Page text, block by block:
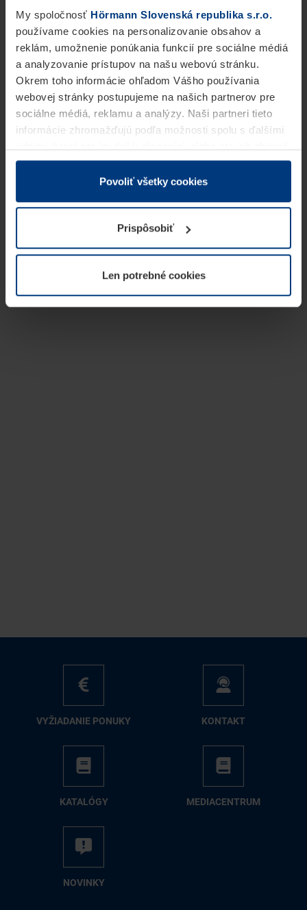
My spoločnosť Hörmann Slovenská republika s.r.o.
používame cookies na personalizovanie obsahov a
reklám, umožnenie ponúkania funkcií pre sociálne médiá
a analyzovanie prístupov na našu webovú stránku.
Okrem toho informácie ohľadom Vášho používania
webovej stránky postupujeme na našich partnerov pre
sociálne médiá, reklamu a analýzy. Naši partneri tieto
informácie zhromažďujú podľa možnosti spolu s ďalšími
v rámci Vášho využívania služieb.
Z právneho hľadiska môžeme cookies ukladať na Vašom
prevádzku tejto stránky. Pre všetky ostatné typy cookie
potrebujeme Vaše povolenie. Vaše povolenie môžete
kedykoľvek zmeniť alebo odvolať vo vysvetlení cookie
našej webovej stránky.
Povoliť všetky cookies
Prispôsobiť
Len potrebné cookies
VY­ŽIA­DA­NIE PO­NU­KY KON­TAKT
KA­TA­LÓ­GY ME­DIA­CEN­TRUM
NO­VIN­KY